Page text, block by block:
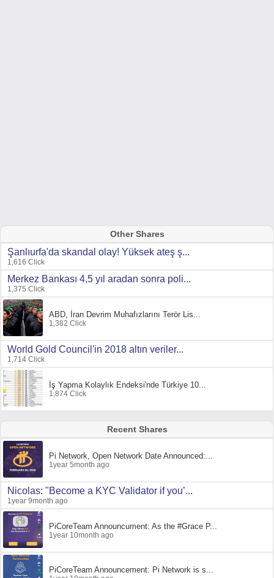
Other Shares
Şanlıurfa'da skandal olay! Yüksek ateş ş...
1,616 Click
Merkez Bankası 4,5 yıl aradan sonra poli...
1,375 Click
ABD, İran Devrim Muhafızlarını Terör Lis...
1,382 Click
World Gold Council'in 2018 altın veriler...
1,714 Click
İş Yapma Kolaylık Endeksi'nde Türkiye 10...
1,874 Click
Recent Shares
Pi Network, Open Network Date Announced:...
1year 5month ago
Nicolas: "Become a KYC Validator if you’...
1year 9month ago
PiCoreTeam Announcument: As the #Grace P...
1year 10month ago
PiCoreTeam Announcement: Pi Network is s...